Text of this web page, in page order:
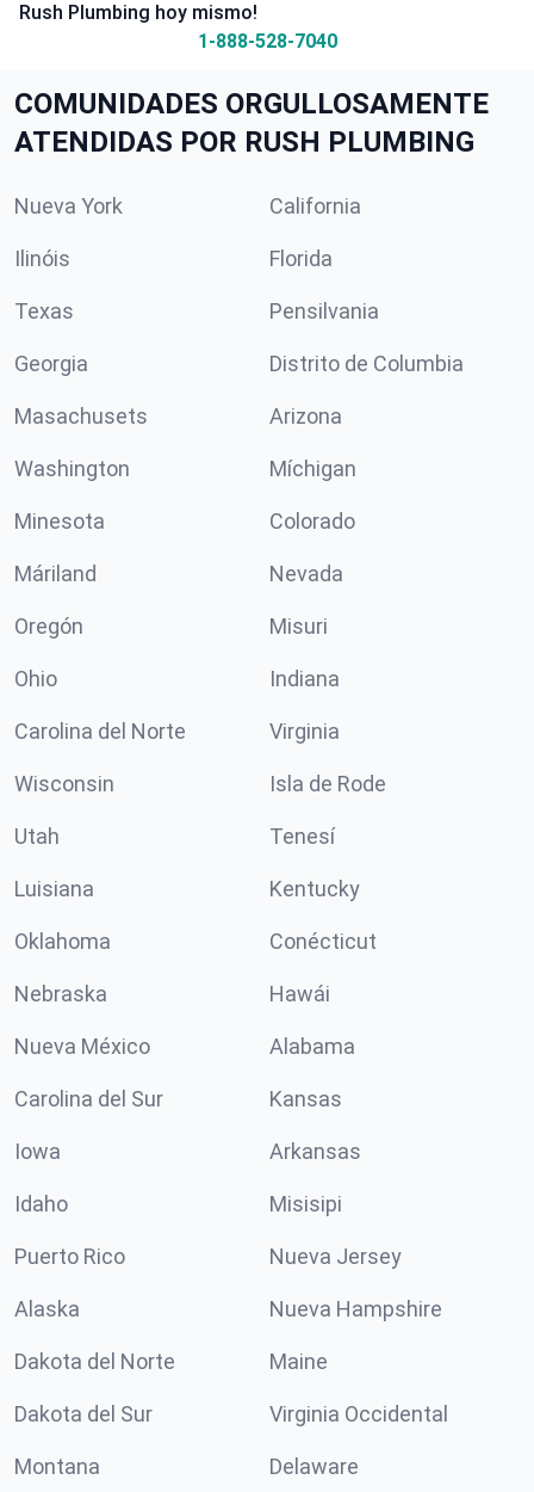
Rush Plumbing hoy mismo!
1-888-528-7040
COMUNIDADES ORGULLOSAMENTE
ATENDIDAS POR RUSH PLUMBING
Nueva York California
Ilinóis Florida
Texas Pensilvania
Georgia Distrito de Columbia
Masachusets Arizona
Washington Míchigan
Minesota Colorado
Máriland Nevada
Oregón Misuri
Ohio Indiana
Carolina del Norte Virginia
Wisconsin Isla de Rode
Utah Tenesí
Luisiana Kentucky
Oklahoma Conécticut
Nebraska Hawái
Nueva México Alabama
Carolina del Sur Kansas
Iowa Arkansas
Idaho Misisipi
Puerto Rico Nueva Jersey
Alaska Nueva Hampshire
Dakota del Norte Maine
Dakota del Sur Virginia Occidental
Montana Delaware